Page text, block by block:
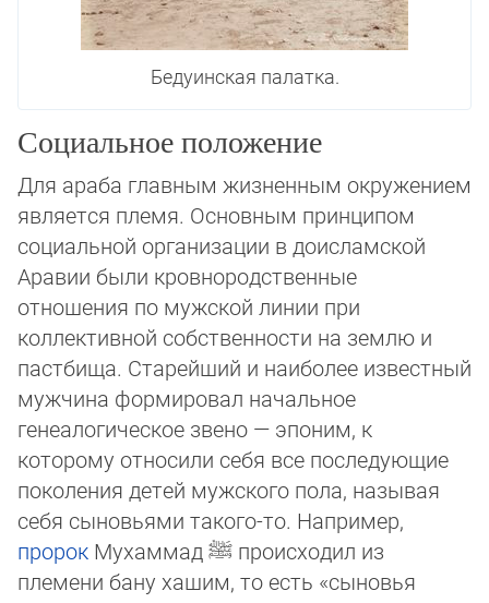
Бедуинская палатка.
Социальное положение
Для араба главным жизненным окружением
является племя. Основным принципом
социальной организации в доисламской
Аравии были кровнородственные
отношения по мужской линии при
коллективной собственности на землю и
пастбища. Старейший и наиболее известный
мужчина формировал начальное
генеалогическое звено — эпоним, к
которому относили себя все последующие
поколения детей мужского пола, называя
себя сыновьями такого-то. Например,
пророк Мухаммад ﷺ происходил из
племени бану хашим, то есть «сыновья